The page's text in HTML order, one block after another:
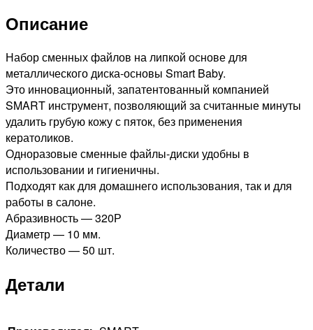
25шт
Описание
Набор сменных файлов на липкой основе для
металлического диска-основы Smart Baby.
Это инновационный, запатентованный компанией
SMART инструмент, позволяющий за считанные минуты
удалить грубую кожу с пяток, без применения
кератоликов.
Одноразовые сменные файлы-диски удобны в
использовании и гигиеничны.
Подходят как для домашнего использования, так и для
работы в салоне.
Абразивность — 320Р
Диаметр — 10 мм.
Количество — 50 шт.
Детали